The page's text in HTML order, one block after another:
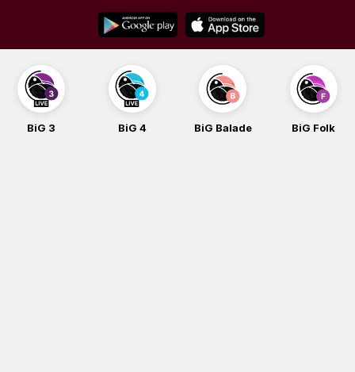
content
BiG 3 BiG 4 BiG Balade BiG Folk